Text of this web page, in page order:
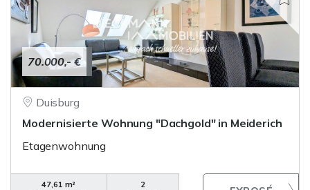
70.000,- €
Duisburg
Modernisierte Wohnung "Dachgold" in Meiderich
Etagenwohnung
47,61 m²
2